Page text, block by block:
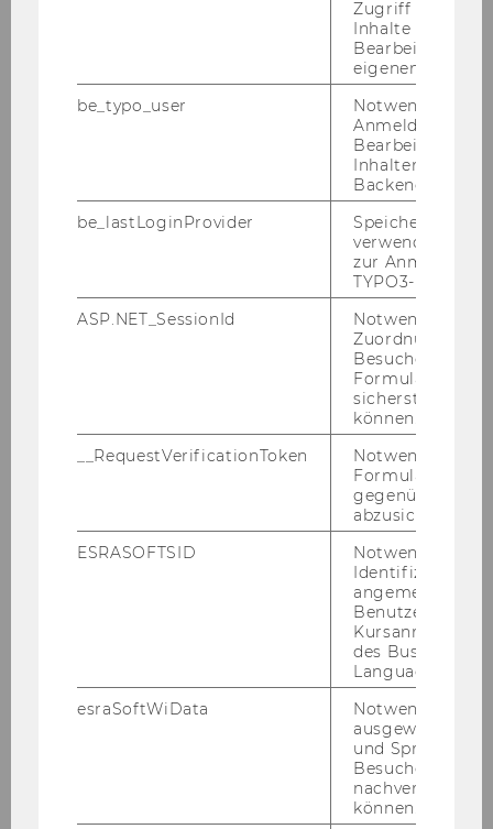
cooperating with other WU units in the
following cross-disciplinary institutions:
APPLIED AI & SCIENTIFIC COMPUTING (CC
COMPUTATIONAL METHODS (RI FIRM)
CRYPTOECONOMICS (RI CRYPTO)
EXPERIMENTAL RESEARCH (RI EXP)
WU Labs
SUPPLY CHAIN MANAGEMENT (RI SCM)
Department of Information Systems and
Operations Management
Zugriff auf
Inhalte oder zur
Bearbeitung des
eigenen Profils.
be_typo_user
Notwendig für
Anmeldung und
Bearbeitung von
Inhalten im
Backend.
be_lastLoginProvider
Speichert die
verwendete
zur Anmeldung
TYPO3-Backend.
ASP.NET_SessionId
Notwendig, um
Zuordnung von
Besucher zu
sicherstellen zu
können.
__RequestVerificationToken
Notwendig, um
gegenüber
abzusichern.
ESRASOFTSID
Notwendig zur
Identifizierung
angemeldeten
Benutzers im
des Business
Language
esraSoftWiData
Notwendig um
ausgewählte
und
Besuchers
nachverfolgen
können.